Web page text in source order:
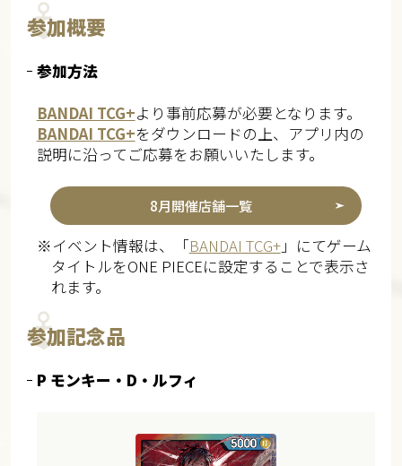
参加概要
参加方法
BANDAI TCG+より事前応募が必要となります。
BANDAI TCG+をダウンロードの上、アプリ内の
説明に沿ってご応募をお願いいたします。
8月開催店舗一覧
※イベント情報は、「BANDAI TCG+」にてゲーム
タイトルをONE PIECEに設定することで表示さ
れます。
参加記念品
P モンキー・D・ルフィ